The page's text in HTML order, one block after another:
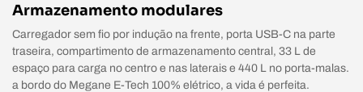
Armazenamento modulares
Carregador sem fio por indução na frente, porta USB-C na parte
traseira, compartimento de armazenamento central, 33 L de
espaço para carga no centro e nas laterais e 440 L no porta-malas.
a bordo do Megane E-Tech 100% elétrico, a vida é perfeita.